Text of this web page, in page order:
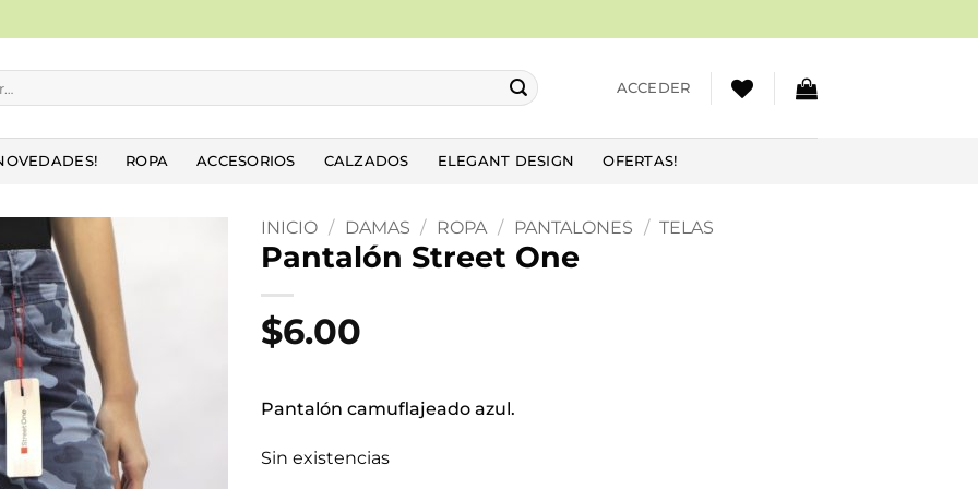
ACCEDER
ROPA ACCESORIOS CALZADOS ELEGANT DESIGN OFERTAS!
INICIO / DAMAS / ROPA / PANTALONES / TELAS
Pantalón Street One
$6.00
Pantalón camuflajeado azul.
Sin existencias